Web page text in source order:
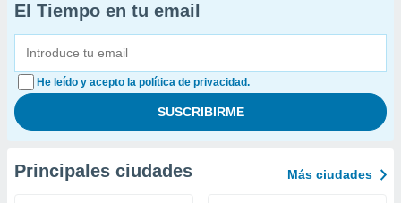
El Tiempo en tu email
He leído y acepto la política de privacidad.
Principales ciudades Más ciudades